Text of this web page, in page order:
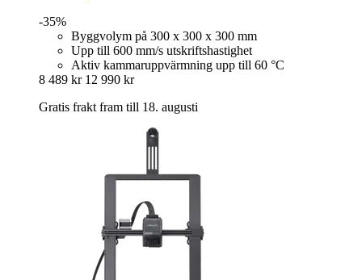
-35%
Byggvolym på 300 x 300 x 300 mm
Upp till 600 mm/s utskriftshastighet
Aktiv kammaruppvärmning upp till 60 °C
8 489 kr 12 990 kr
Gratis frakt fram till 18. augusti